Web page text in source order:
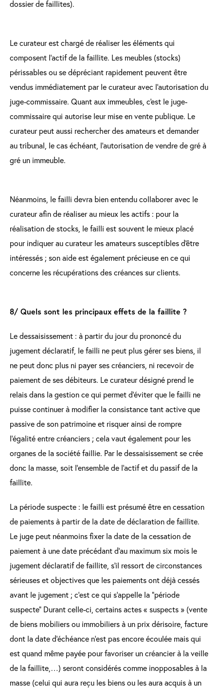
dossier de faillites).
Le curateur est chargé de réaliser les éléments qui
composent l’actif de la faillite. Les meubles (stocks)
périssables ou se dépréciant rapidement peuvent être
vendus immédiatement par le curateur avec l'autorisation du
juge-commissaire. Quant aux immeubles, c'est le juge-
commissaire qui autorise leur mise en vente publique. Le
curateur peut aussi rechercher des amateurs et demander
au tribunal, le cas échéant, l'autorisation de vendre de gré à
gré un immeuble.
Néanmoins, le failli devra bien entendu collaborer avec le
curateur afin de réaliser au mieux les actifs : pour la
réalisation de stocks, le failli est souvent le mieux placé
pour indiquer au curateur les amateurs susceptibles d'être
intéressés ; son aide est également précieuse en ce qui
concerne les récupérations des créances sur clients.
8/ Quels sont les principaux effets de la faillite ?
Le dessaisissement : à partir du jour du prononcé du
jugement déclaratif, le failli ne peut plus gérer ses biens, il
ne peut donc plus ni payer ses créanciers, ni recevoir de
paiement de ses débiteurs. Le curateur désigné prend le
relais dans la gestion ce qui permet d’éviter que le failli ne
puisse continuer à modifier la consistance tant active que
passive de son patrimoine et risquer ainsi de rompre
l’égalité entre créanciers ; cela vaut également pour les
organes de la société faillie. Par le dessaisissement se crée
donc la masse, soit l’ensemble de l’actif et du passif de la
faillite.
La période suspecte : le failli est présumé être en cessation
de paiements à partir de la date de déclaration de faillite.
Le juge peut néanmoins fixer la date de la cessation de
paiement à une date précédant d’au maximum six mois le
jugement déclaratif de faillite, s’il ressort de circonstances
sérieuses et objectives que les paiements ont déjà cessés
avant le jugement ; c’est ce qui s’appelle la "période
suspecte" Durant celle-ci, certains actes « suspects » (vente
de biens mobiliers ou immobiliers à un prix dérisoire, facture
dont la date d’échéance n’est pas encore écoulée mais qui
est quand même payée pour favoriser un créancier à la veille
de la faillite,…) seront considérés comme inopposables à la
masse (celui qui aura reçu les biens ou les aura acquis à un